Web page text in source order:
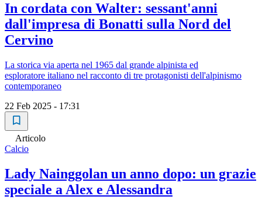
In cordata con Walter: sessant'anni
dall'impresa di Bonatti sulla Nord del
Cervino
La storica via aperta nel 1965 dal grande alpinista ed
esploratore italiano nel racconto di tre protagonisti dell'alpinismo
contemporaneo
22 Feb 2025 - 17:31
Articolo
Calcio
Lady Nainggolan un anno dopo: un grazie
speciale a Alex e Alessandra